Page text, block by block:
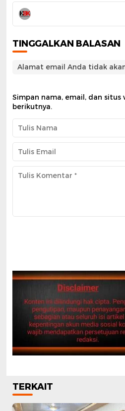
TINGGALKAN BALASAN
Alamat email Anda tidak
Simpan nama, email, dan
berikutnya.
TERKAIT